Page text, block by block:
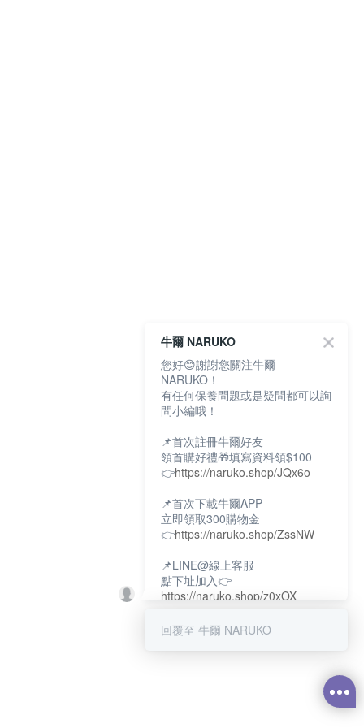
牛爾 NARUKO
您好😊謝謝您關注牛爾
NARUKO！
有任何保養問題或是疑問都可以詢
問小編哦！
📌首次註冊牛爾好友
領首購好禮🎁填寫資料領$100
👉https://naruko.shop/JQx6o
📌首次下載牛爾APP
立即領取300購物金
👉https://naruko.shop/ZssNW
📌LINE@線上客服
點下址加入👉
https://naruko.shop/z0xOX
📌電話客服：02-26581707
回覆至 牛爾 NARUKO